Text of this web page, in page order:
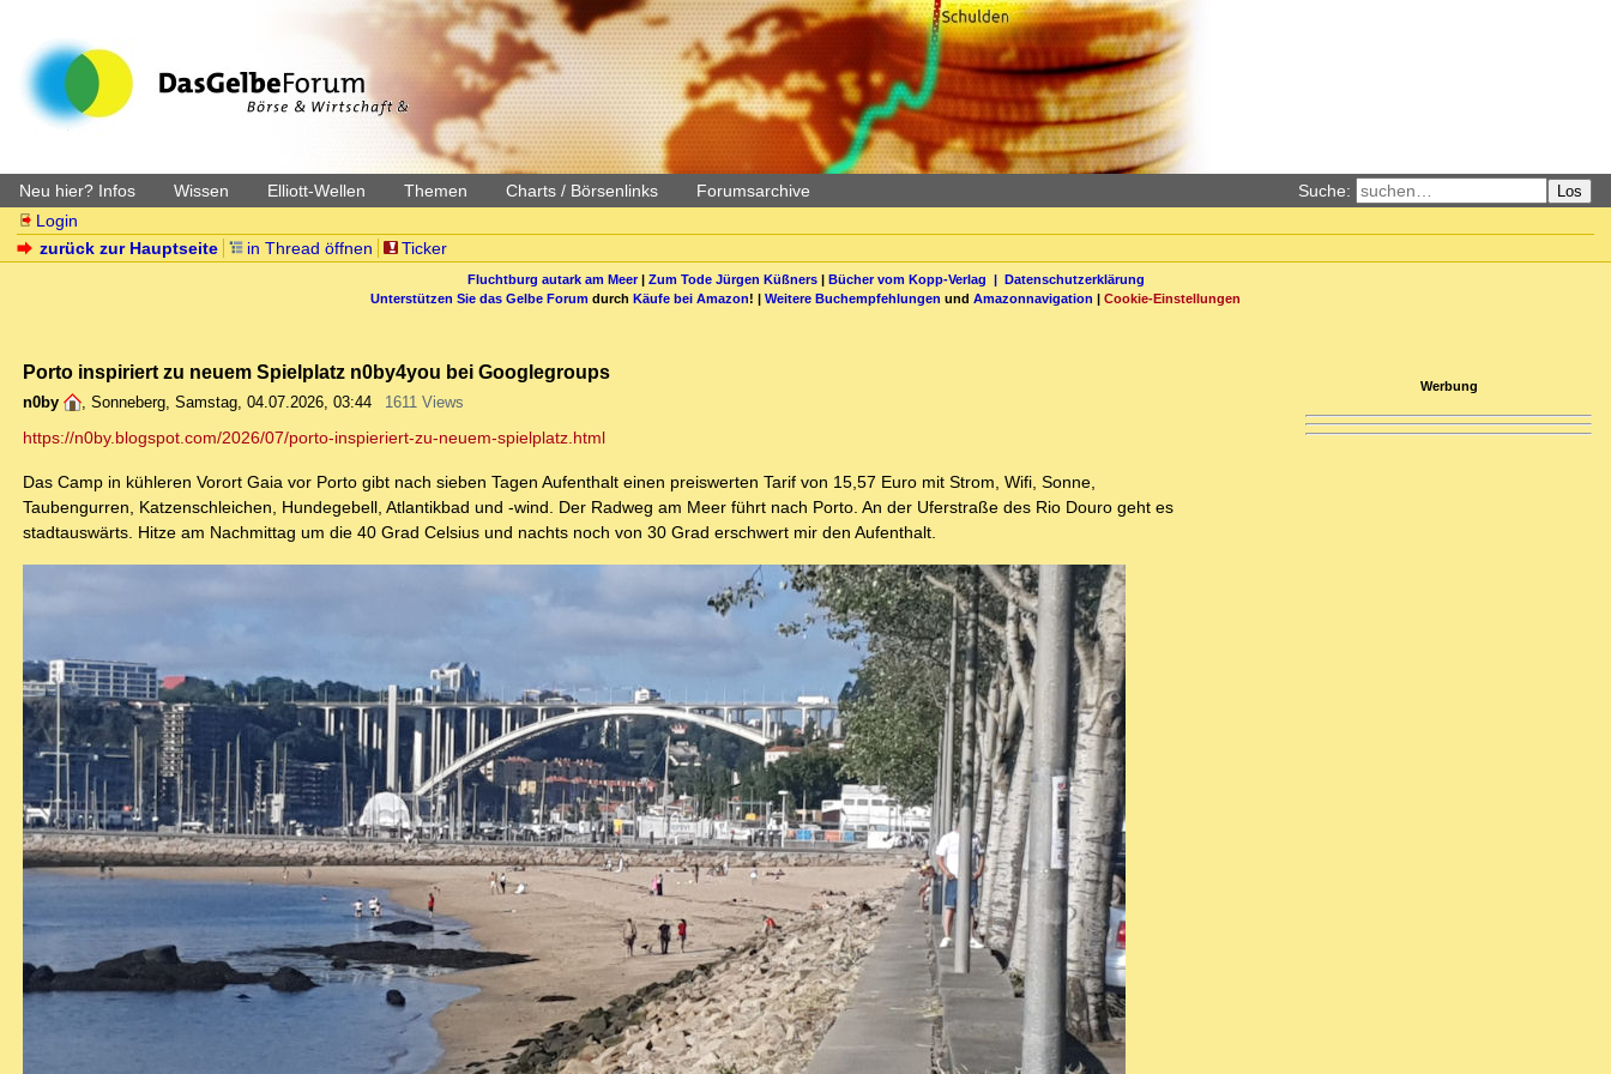
Neu hier? Infos Wissen Elliott-Wellen Themen Charts / Börsenlinks Forumsarchive Suche: Los
Login
zurück zur Hauptseite
in Thread öffnen Ticker
Fluchtburg autark am Meer| Zum Tode Jürgen Küßners| Bücher vom Kopp-Verlag | Datenschutzerklärung
Unterstützen Sie das Gelbe Forum durch Käufe bei Amazon! | Weitere Buchempfehlungen und Amazonnavigation | Cookie-Einstellungen
Porto inspiriert zu neuem Spielplatz n0by4you bei Googlegroups
n0by , Sonneberg, Samstag, 04.07.2026, 03:44 1611 Views
https://n0by.blogspot.com/2026/07/porto-inspieriert-zu-neuem-spielplatz.html
Das Camp in kühleren Vorort Gaia vor Porto gibt nach sieben Tagen Aufenthalt einen preiswerten Tarif von 15,57 Euro mit Strom, Wifi, Sonne,
Taubengurren, Katzenschleichen, Hundegebell, Atlantikbad und -wind. Der Radweg am Meer führt nach Porto. An der Uferstraße des Rio Douro geht es
stadtauswärts. Hitze am Nachmittag um die 40 Grad Celsius und nachts noch von 30 Grad erschwert mir den Aufenthalt.
Werbung